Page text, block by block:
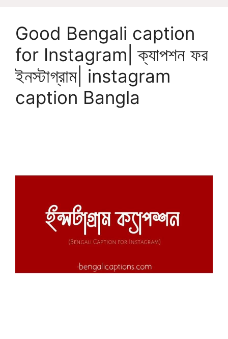
Good Bengali caption
for Instagram| ক্যাপশন ফর
ইনস্টাগ্রাম| instagram
caption Bangla